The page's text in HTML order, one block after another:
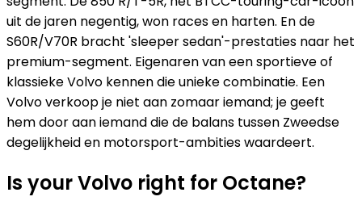
uit de jaren negentig, won races en harten. En de
S60R/V70R bracht 'sleeper sedan'-prestaties naar het
premium-segment. Eigenaren van een sportieve of
klassieke Volvo kennen die unieke combinatie. Een
Volvo verkoop je niet aan zomaar iemand; je geeft
hem door aan iemand die de balans tussen Zweedse
degelijkheid en motorsport-ambities waardeert.
Is your Volvo right for Octane?